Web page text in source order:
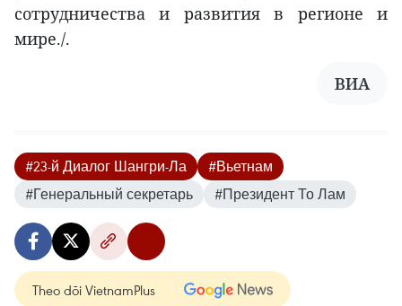
сотрудничества и развития в регионе и
мире./.
ВИА
#23-й Диалог Шангри-Ла
#Вьетнам
#Генеральный секретарь
#Президент То Лам
Theo dõi VietnamPlus